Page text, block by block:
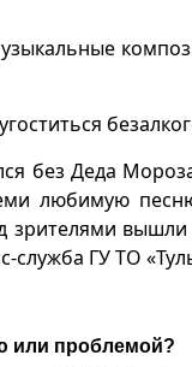
без Деда
любимую
вышли
ГУ ТО
или проблемой?